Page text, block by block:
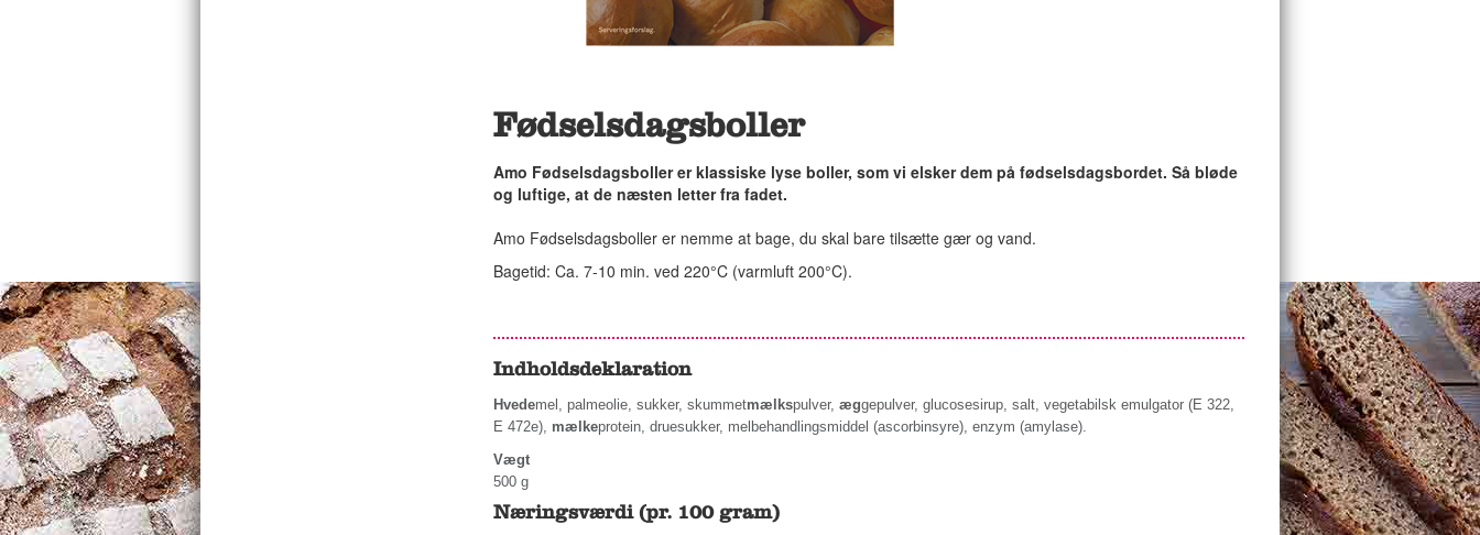
Fødselsdagsboller
Amo Fødselsdagsboller er klassiske lyse boller, som vi elsker dem på fødselsdagsbordet. Så bløde
og luftige, at de næsten letter fra fadet.
Amo Fødselsdagsboller er nemme at bage, du skal bare tilsætte gær og vand.
Bagetid: Ca. 7-10 min. ved 220°C (varmluft 200°C).
Indholdsdeklaration
Hvedemel, palmeolie, sukker, skummetmælkspulver, æggepulver, glucosesirup, salt, vegetabilsk emulgator (E 322,
E 472e), mælkeprotein, druesukker, melbehandlingsmiddel (ascorbinsyre), enzym (amylase).
Vægt
500 g
Næringsværdi (pr. 100 gram)